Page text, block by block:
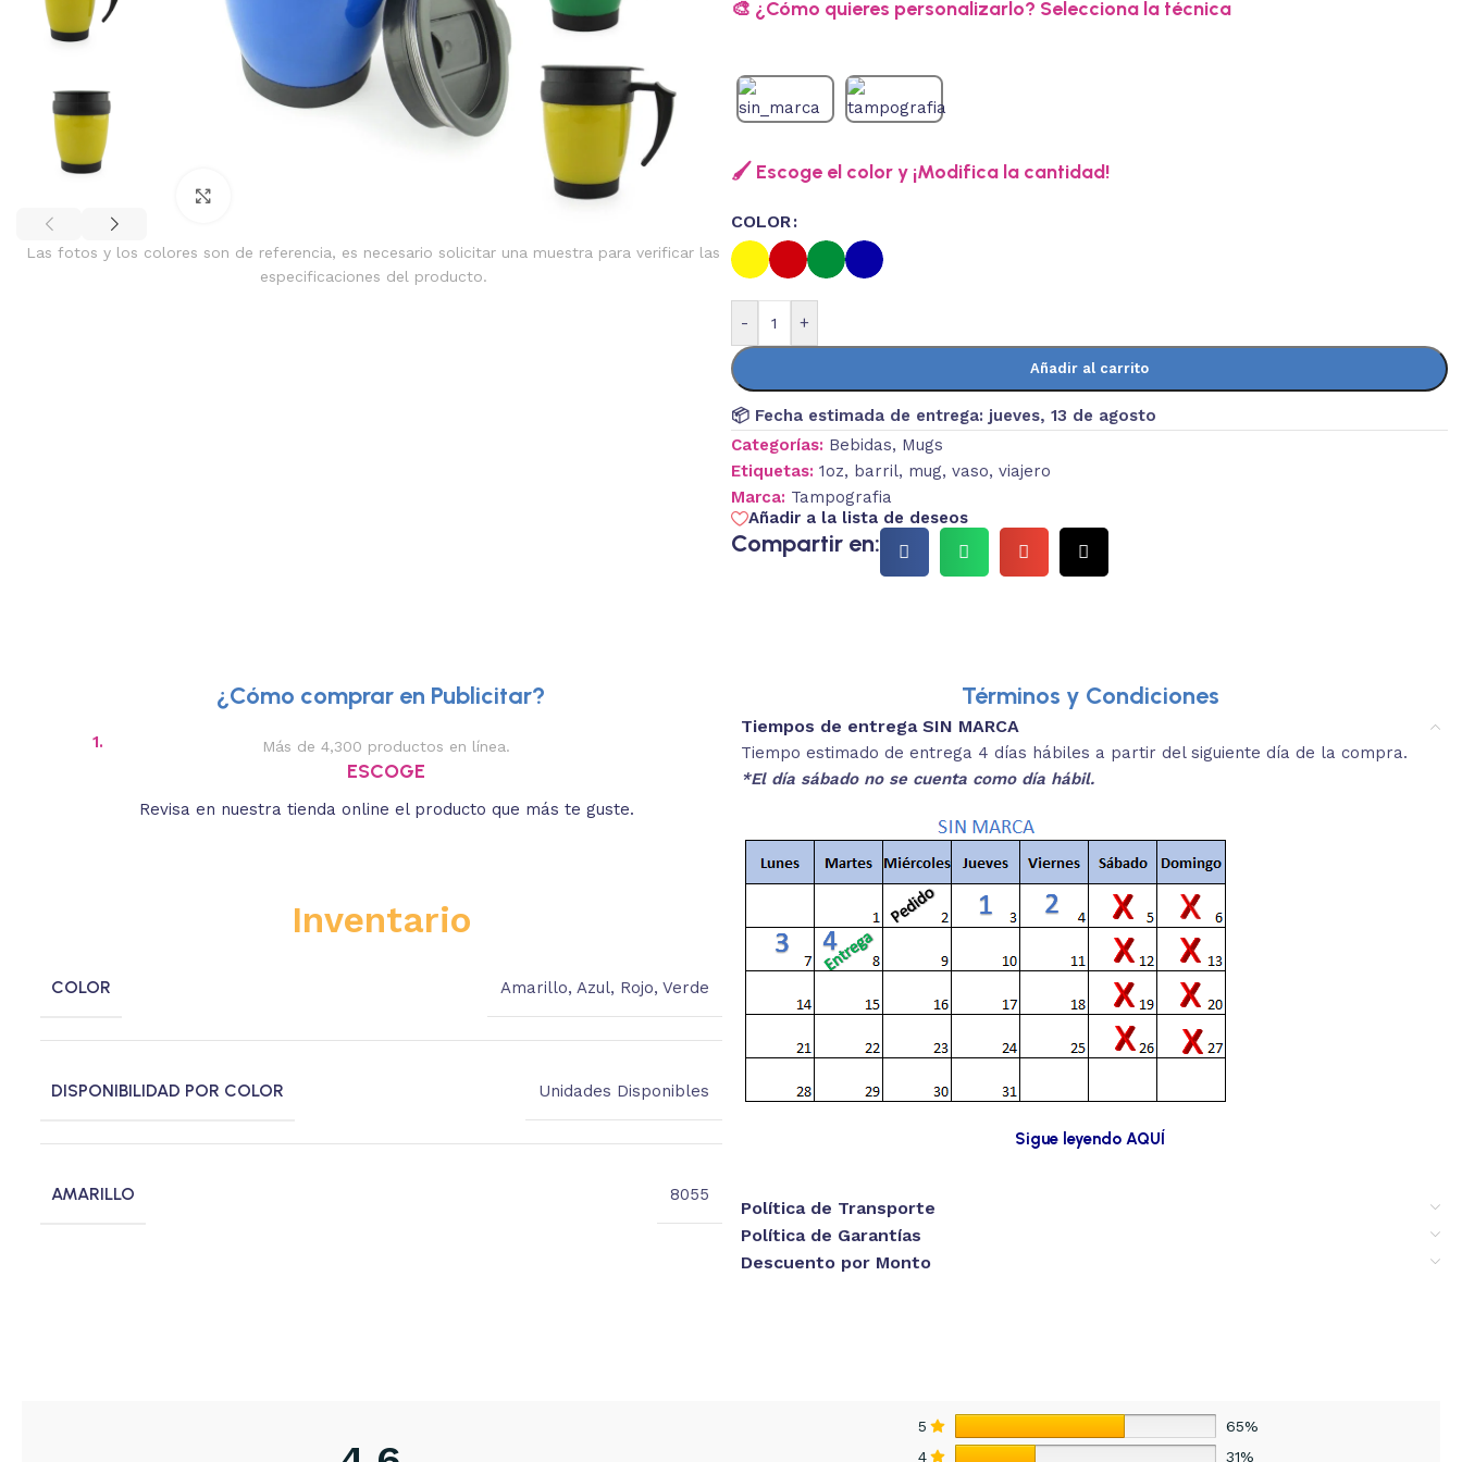
Las fotos y los colores son de referencia, es necesario solicitar una muestra para verificar las
especificaciones del producto.
🎨 ¿Cómo quieres personalizarlo? Selecciona la técnica
🖌️ Escoge el color y ¡Modifica la cantidad!
COLOR
- +
Añadir al carrito
📦 Fecha estimada de entrega: jueves, 13 de agosto
Categorías: Bebidas, Mugs
Etiquetas: 1oz, barril, mug, vaso, viajero
Marca: Tampografia
Añadir a la lista de deseos
Compartir en:
¿Cómo comprar en Publicitar?
1. Más de 4,300 productos en línea.
ESCOGE
Revisa en nuestra tienda online el producto que más te guste.
Descripciones breves y medidas aproximadas.
REVISA
estás buscando.
3.
Inventario
COLOR Amarillo, Azul, Rojo, Verde
DISPONIBILIDAD POR COLOR Unidades Disponibles
AMARILLO 8055
Términos y Condiciones
Tiempos de entrega SIN MARCA
Tiempo estimado de entrega 4 días hábiles a partir del siguiente día de la compra.
*El día sábado no se cuenta como día hábil.
Sigue leyendo AQUÍ
Política de Transporte
Política de Garantías
Descuento por Monto
5
65%
4
31%